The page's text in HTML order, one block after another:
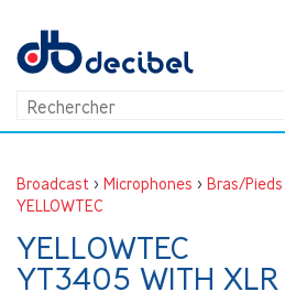
Broadcast > Microphones > Bras/
YELLOWTEC
YELLOWTEC
YT3405 WITH XLR